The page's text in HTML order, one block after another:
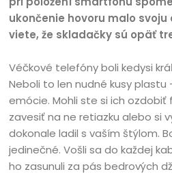
ukončenie hovoru malo
viete, že skladačky sú opäť
Véčkové telefóny boli kedysi
Neboli to len nudné kusy plastu
emócie. Mohli ste si ich
zavesiť na ne retiazku alebo si
dokonale ladil s vaším štýlom.
jedinečné. Vošli sa do každej
ho zasunuli za pás bedrových